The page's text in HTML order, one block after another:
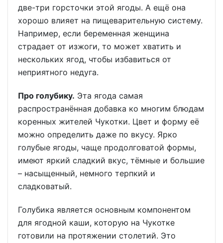
две-три горсточки этой ягоды. А ещё она
хорошо влияет на пищеварительную систему.
Например, если беременная женщина
страдает от изжоги, то может хватить и
нескольких ягод, чтобы избавиться от
неприятного недуга.
Про голубику. Эта ягода самая
распространённая добавка ко многим блюдам
коренных жителей Чукотки. Цвет и форму её
можно определить даже по вкусу. Ярко
голубые ягоды, чаще продолговатой формы,
имеют яркий сладкий вкус, тёмные и большие
– насыщенный, немного терпкий и
сладковатый.
Голубика является основным компонентом
для ягодной каши, которую на Чукотке
готовили на протяжении столетий. Это